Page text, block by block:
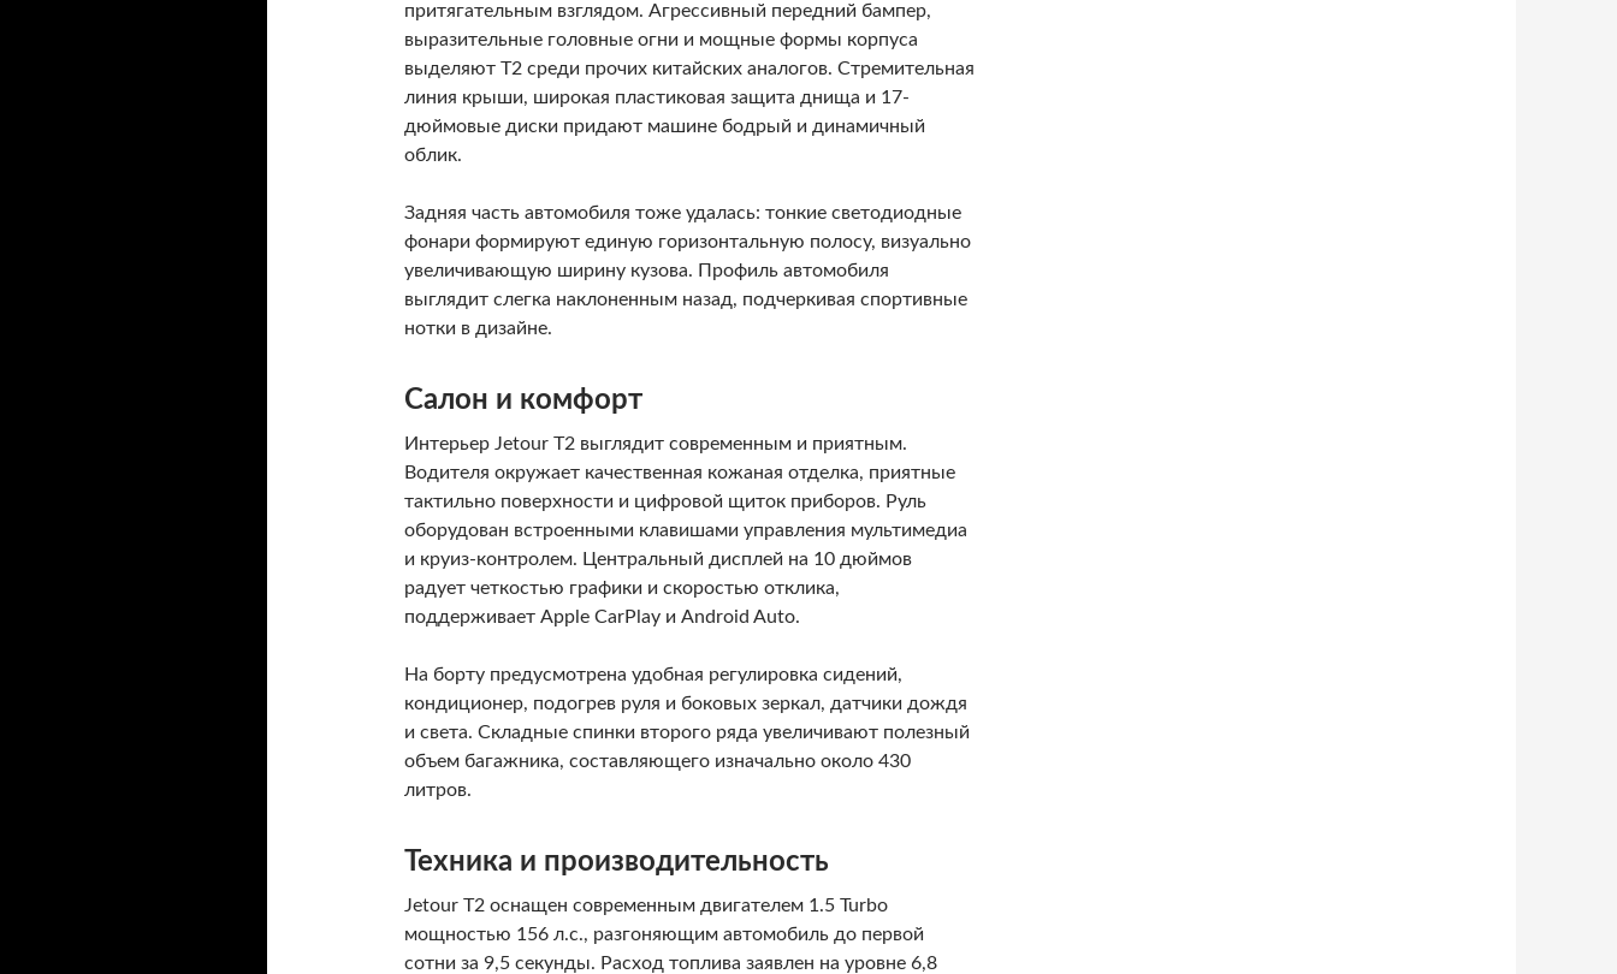
притягательным взглядом. Агрессивный передний бампер,
выразительные головные огни и мощные формы корпуса
выделяют T2 среди прочих китайских аналогов. Стремительная
линия крыши, широкая пластиковая защита днища и 17-
дюймовые диски придают машине бодрый и динамичный
облик.
Задняя часть автомобиля тоже удалась: тонкие светодиодные
фонари формируют единую горизонтальную полосу, визуально
увеличивающую ширину кузова. Профиль автомобиля
выглядит слегка наклоненным назад, подчеркивая спортивные
нотки в дизайне.
Салон и комфорт
Интерьер Jetour T2 выглядит современным и приятным.
Водителя окружает качественная кожаная отделка, приятные
тактильно поверхности и цифровой щиток приборов. Руль
оборудован встроенными клавишами управления мультимедиа
и круиз-контролем. Центральный дисплей на 10 дюймов
радует четкостью графики и скоростью отклика,
поддерживает Apple CarPlay и Android Auto.
На борту предусмотрена удобная регулировка сидений,
кондиционер, подогрев руля и боковых зеркал, датчики дождя
и света. Складные спинки второго ряда увеличивают полезный
объем багажника, составляющего изначально около 430
литров.
Техника и производительность
Jetour T2 оснащен современным двигателем 1.5 Turbo
мощностью 156 л.с., разгоняющим автомобиль до первой
сотни за 9,5 секунды. Расход топлива заявлен на уровне 6,8